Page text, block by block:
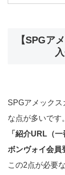
【SPGア
SPGアメック
な点が多いです。
「紹介URL（
ボンヴォイ会員
この2点が必要